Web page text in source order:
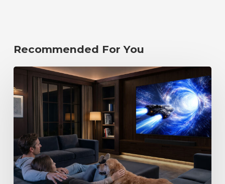
Recommended For You